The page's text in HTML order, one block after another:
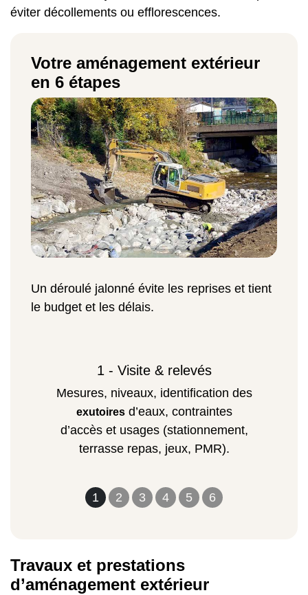
éviter décollements ou efflorescences.
Votre aménagement extérieur
en 6 étapes
Un déroulé jalonné évite les reprises et tient
le budget et les délais.
1 2 3 4 5 6
1 - Visite & relevés
Mesures, niveaux, identification des
exutoiresd’eaux, contraintes
d’accès et usages (stationnement,
terrasse repas, jeux, PMR).
Travaux et prestations
d’aménagement extérieur